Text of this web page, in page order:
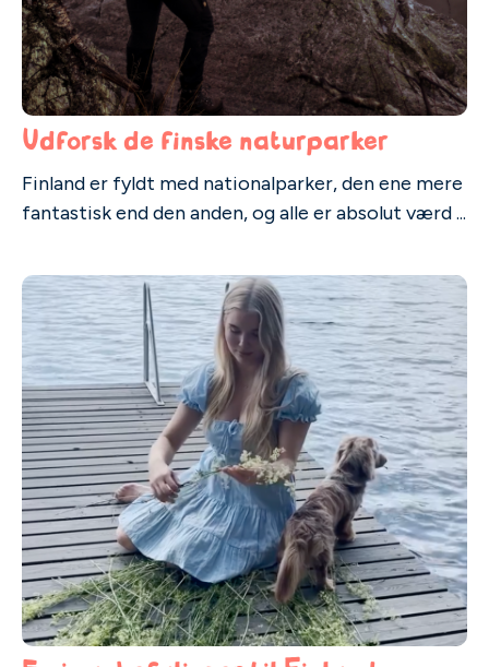
Udforsk de finske naturparker
Finland er fyldt med nationalparker, den ene mere
fantastisk end den anden, og alle er absolut værd ...